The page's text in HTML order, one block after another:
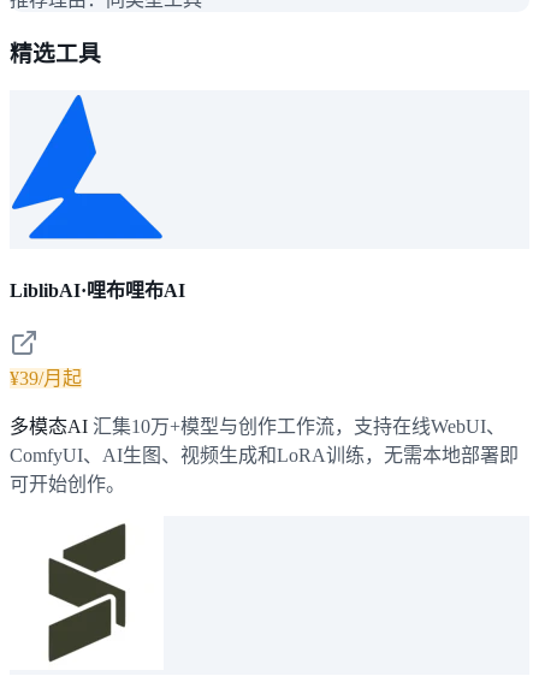
精选工具
LiblibAI·哩布哩布AI
¥39/月起
多模态AI 汇集10万+模型与创作工作流，支持在线WebUI、
ComfyUI、AI生图、视频生成和LoRA训练，无需本地部署即
可开始创作。